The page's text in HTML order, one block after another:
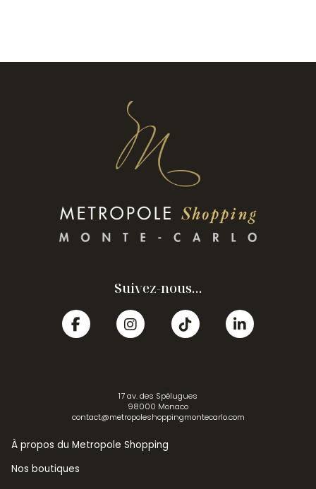
Suivez-nous...
17 av. des Spélugues
98000 Monaco
contact@metropoleshoppingmontecarlo.com
À propos du Metropole Shopping
Nos boutiques